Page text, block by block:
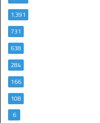
1٬391
731
638
284
166
108
6